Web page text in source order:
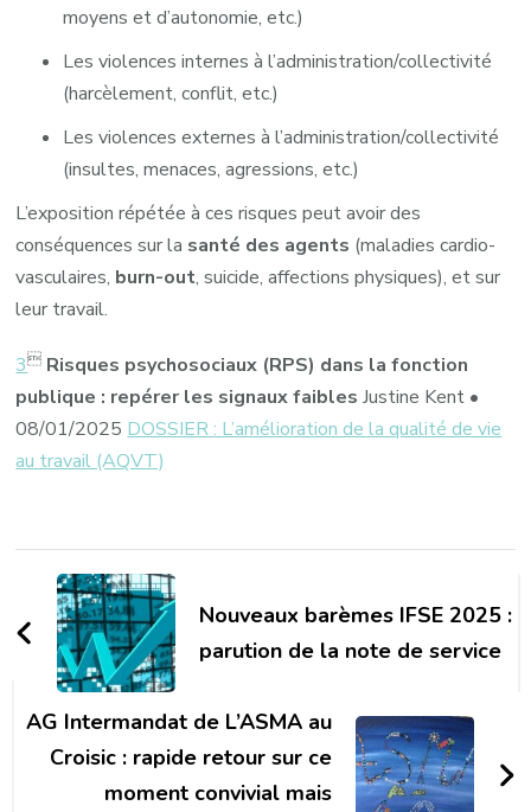
moyens et d’autonomie, etc.)
Les violences internes à l’administration/collectivité
(harcèlement, conflit, etc.)
Les violences externes à l’administration/collectivité
(insultes, menaces, agressions, etc.)
L’exposition répétée à ces risques peut avoir des
conséquences sur la santé des agents (maladies cardio-
vasculaires, burn-out, suicide, affections physiques), et sur
leur travail.
3 Risques psychosociaux (RPS) dans la fonction
publique : repérer les signaux faiblesJustine Kent •
08/01/2025 DOSSIER : L’amélioration de la qualité de vie
au travail (AQVT)
Navigation
d'article
Nouveaux barèmes IFSE 2025 :
parution de la note de service
AG Intermandat de L’ASMA au
Croisic : rapide retour sur ce
moment convivial mais